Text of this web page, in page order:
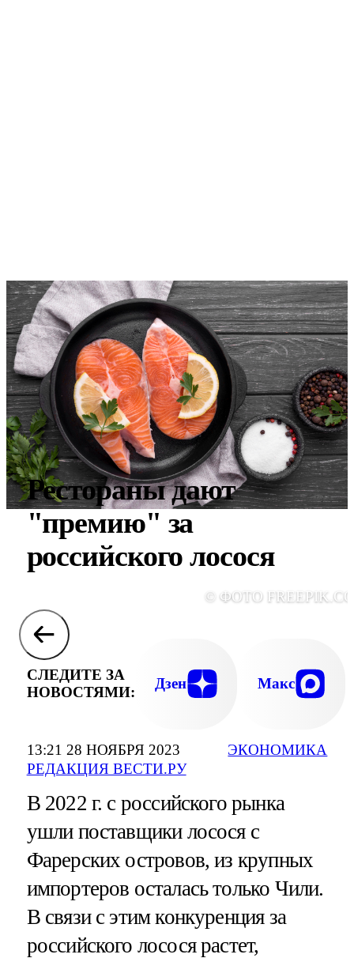
13:21 28 НОЯБРЯ 2023
РЕДАКЦИЯ ВЕСТИ.РУ
ЭКОНОМИКА
Рестораны дают
"премию" за
российского лосося
© ФОТО
СЛЕДИТЕ ЗА
НОВОСТЯМИ:
Дзен Макс
В 2022 г. с российского рынка
ушли поставщики лосося с
Фарерских островов, из крупных
импортеров осталась только Чили.
В связи с этим конкуренция за
российского лосося растет,